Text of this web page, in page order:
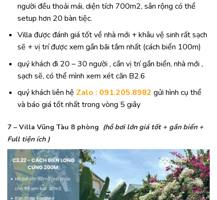
người đều thoải mái, diện tích 700m2, sân rộng có thể
setup hơn 20 bàn tiệc.
Villa được đánh giá tốt về nhà mới + khâu vệ sinh rất sạch
sẽ + vị trí được xem gần bãi tắm nhất (cách biển 100m)
quý khách đi 20 – 30 người , cần vị trí gần biển, nhà mới ,
sạch sẽ, có thể mình xem xét căn B2.6
quý khách liên hệ Zalo : 091.205.8982 gửi hình cụ thể
và báo giá tốt nhất trong vòng 5 giây
7 – Villa Vũng Tàu 8 phòng (hồ bơi lớn giá tốt + gần biển +
Full tiện ích )